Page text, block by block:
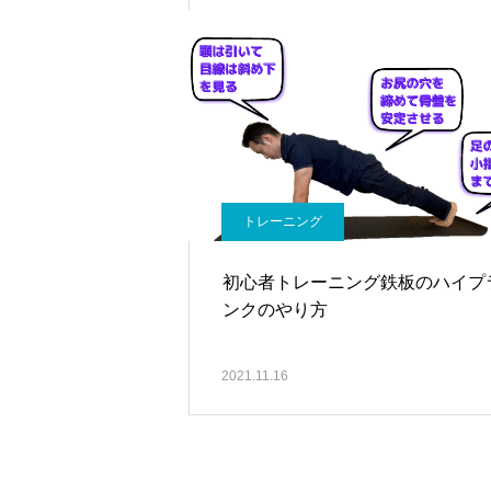
トレーニング
初心者トレーニング鉄板のハイプ
ンクのやり方
2021.11.16